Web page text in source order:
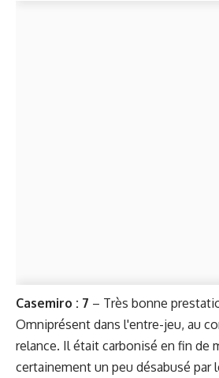
Casemiro : 7 – Très bonne
Omniprésent dans l'entre-jeu, au
relance. Il était carbonisé en fin de
certainement un peu désabusé par